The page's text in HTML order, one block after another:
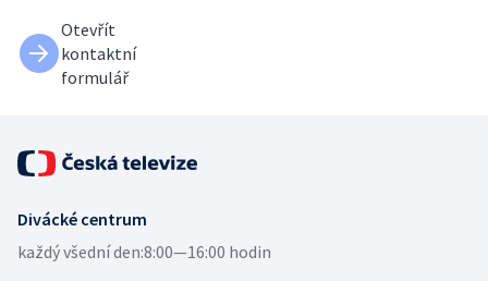
Otevřít
kontaktní
formulář
Divácké centrum
každý všední den:8:00—16:00 hodin